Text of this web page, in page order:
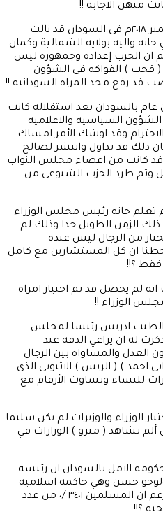
منهن الاجابه !!
@ كما لا ننسي انه بعد ثوره ديسمبر ٢٠١٨م في السودان قد نالت
واليه بولايه الشمالية وكمان
ان الحزب إعداده وجمهوره ليس
) الفواكه في الشؤون
قد رفع مجد المراه السودانيه !!
عام بالسودان بعد استقلاله كانت
السياسيه والاعلاميه
وقد اوشك الأمر امساك
ذلك قد تداول وانتشر لصالح
وقد كانت من اعضاء مجلس النواب
وتم طرد الحزب الشيوعي من
تعلم حانه رئيس مجلس الوزراء
ذلك الزمن الطويل جدا وذلك لم
من الرجال ليس عنده
ان كل المستشارين مع كامل
فقط ؟!!
لم يحصل قد تم اختيار امراه
الوزراء !!
الطيب ادريس رئيسا لمجلس
له ان يراعي الدقه عند
العدل والمساواه بين الرجال
احمد ) ( الريس ) الاثيوبي الذي
للنساء وتساوت الأرقام مع
الوزراء والوزيرات لم يكن سليما
ألم تشاهد ( مترو ) الوزارات في
الامل بالسودان ان رئيسه
حسن وهي حاكمه اسلاميه
وادت القسم في ١٩ مارس ٢٠٢١م رغم ان المسلمين ٣٤٠١ /٠ من عدد
؟!!